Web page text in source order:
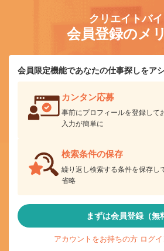
クリエイトバイ
会員登録のメ
会員限定機能であなたの仕事探しをア
カンタン応募
事前にプロフィールを登録して
入力が簡単に
検索条件の保存
繰り返し検索する条件を保存し
省略
まずは会員登録（無
アカウントをお持ちの方 ログイ